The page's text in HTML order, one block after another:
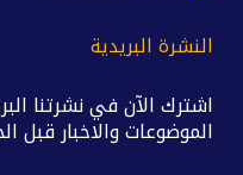
النشرة البريدية
اشترك الآن في نشرتنا
الموضوعات والاخبار قبل